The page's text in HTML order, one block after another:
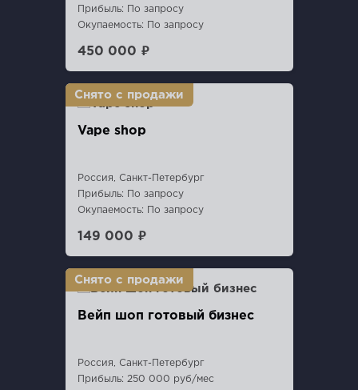
Прибыль: По запросу
Окупаемость: По запросу
450 000 ₽
Vape shop
Россия, Санкт-Петербург
Прибыль: По запросу
Окупаемость: По запросу
149 000 ₽
Вейп шоп готовый бизнес
Россия, Санкт-Петербург
Прибыль: 250 000 руб/мес